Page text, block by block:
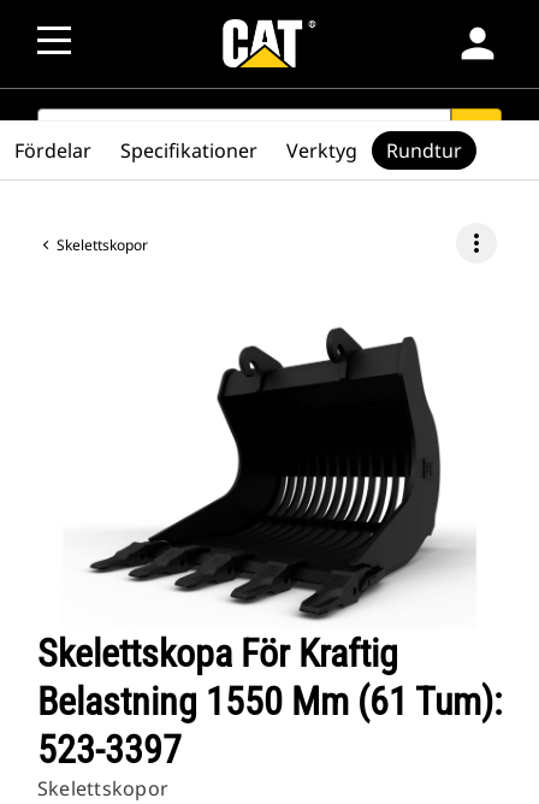
person
SEARCH search
Skelettskopor more_vert
Skelettskopa För Kraftig
Belastning 1550 Mm (61 Tum):
523-3397
Skelettskopor
Fördelar Specifikationer Verktyg Rundtur